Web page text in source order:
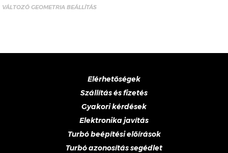
VÁLTOZÓ GEOMETRIA BEÁLLÍTÁS
Elérhetőségek
Szállítás és fizetés
Gyakori kérdések
Elektronika javítás
Turbó beépítési előírások
Turbó azonosítás segédlet